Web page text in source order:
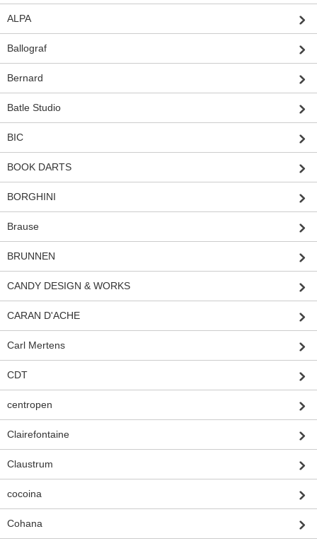
ALPA
Ballograf
Bernard
Batle Studio
BIC
BOOK DARTS
BORGHINI
Brause
BRUNNEN
CANDY DESIGN & WORKS
CARAN D'ACHE
Carl Mertens
CDT
centropen
Clairefontaine
Claustrum
cocoina
Cohana